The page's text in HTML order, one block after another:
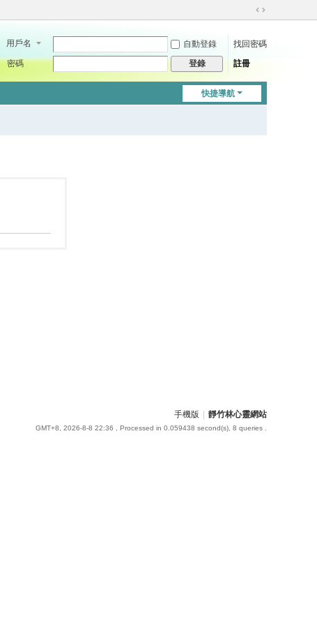
切
到
用戶名 自動登錄
找回密碼
密碼
登錄 註冊
快捷導航
手機版 靜竹林心靈網站
GMT+8, 2026-8-8 22:36 , Processed in 0.059438 second(s), 8 queries .